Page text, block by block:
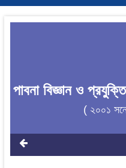
পাবনা বিজ্ঞান ও
( ২০০১